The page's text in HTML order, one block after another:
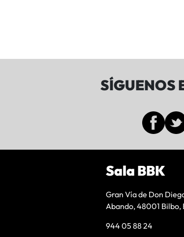
SÍGUENOS
Sala BBK
Gran Vía de Don
Abando, 48001 Bilbo,
944 05 88 24